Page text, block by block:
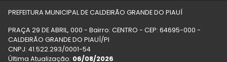
PREFEITURA MUNICIPAL DE CALDEIRÃO GRANDE DO PIAUÍ
PRAÇA 29 DE ABRIL, 000 - Bairro: CENTRO - CEP: 64695-000 -
CALDEIRÃO GRANDE DO PIAUÍ/PI
CNPJ: 41.522.293/0001-54
Última Atualização: 06/08/2026